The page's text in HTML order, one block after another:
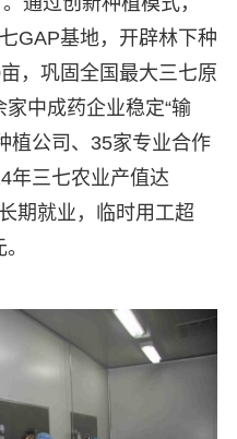
GAP基地，开辟林下种
，巩固全国最大三七原
中成药企业稳定“输
植公司、35家专业合作
年三七农业产值达
期就业，临时用工超